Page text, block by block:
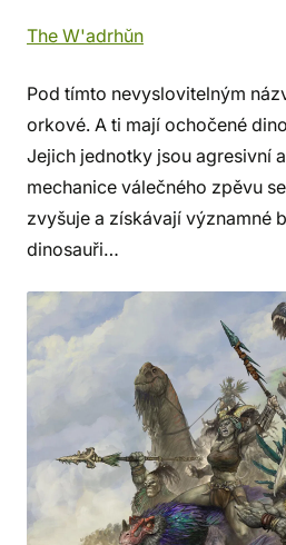
The W'adrhŭn
Pod tímto nevyslovitelným
orkové. A ti mají ochočené
Jejich jednotky jsou agresivní
mechanice válečného zpěvu
zvyšuje a získávají významné
dinosauři…